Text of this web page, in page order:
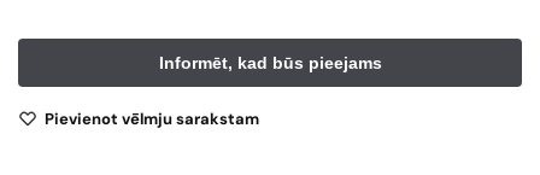
Pievienot vēlmju sarakstam